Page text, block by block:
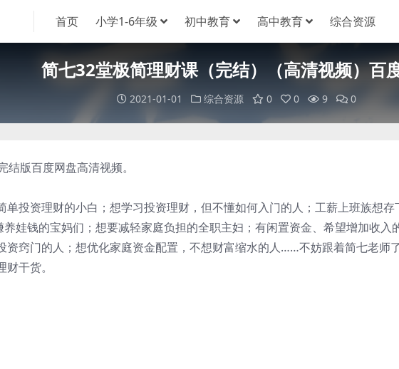
首页 小学1-6年级 初中教育 高中教育 综合资源
简七32堂极简理财课（完结）（高清视频）百
2021-01-01 综合资源 0 0 9 0
版百度网盘高清视频。
投资理财的小白；想学习投资理财，但不懂如何入门的人；工薪上班族想存
养娃钱的宝妈们；想要减轻家庭负担的全职主妇；有闲置资金、希望增加收入
资窍门的人；想优化家庭资金配置，不想财富缩水的人……不妨跟着简七老师
干货。